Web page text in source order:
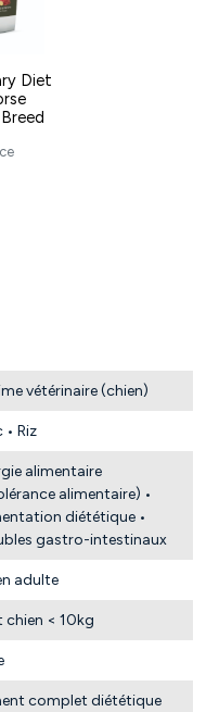
Diet
vétérinaire (chien)
• Riz
alimentaire
alimentaire) •
diététique •
gastro-intestinaux
adulte
chien < 10kg
complet diététique